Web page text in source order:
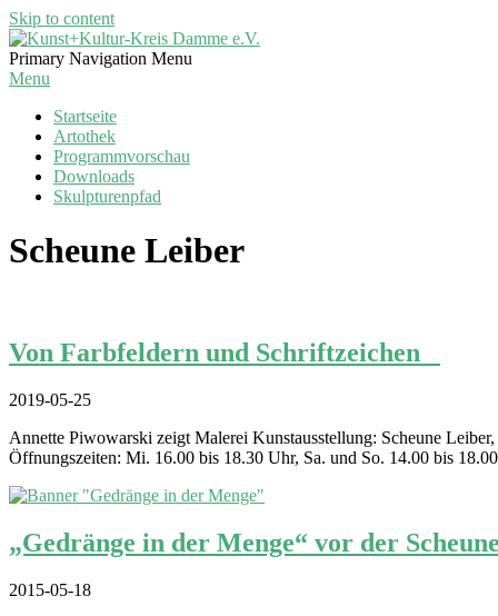
Skip to content
Kunst+Kultur-
Kreis
Primary Navigation Menu
Menu
Startseite
Artothek
Programmvorschau
Downloads
Skulpturenpfad
Scheune Leiber
Von Farbfeldern und Schriftzeichen
2019-05-25
Annette Piwowarski zeigt Malerei Kunstausstellung: Scheune
Öffnungszeiten: Mi. 16.00 bis 18.30 Uhr, Sa. und So. 14.00 bis
„Gedränge in der Menge“ vor der
2015-05-18